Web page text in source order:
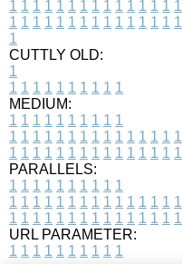
1 1 1 1 1 1 1 1 1 1 1 1 1 1 1
1 1 1 1 1 1 1 1 1 1 1 1 1 1 1
1
CUTTLY OLD:
1
1 1 1 1 1 1 1 1 1 1
MEDIUM:
1 1 1 1 1 1 1 1 1 1
1 1 1 1 1 1 1 1 1 1 1 1 1 1 1
1 1 1 1 1 1 1 1 1 1 1 1 1 1 1
PARALLELS:
1 1 1 1 1 1 1 1 1 1
1 1 1 1 1 1 1 1 1 1 1 1 1 1 1
1 1 1 1 1 1 1 1 1 1 1 1 1 1 1
URL PARAMETER:
1 1 1 1 1 1 1 1 1 1